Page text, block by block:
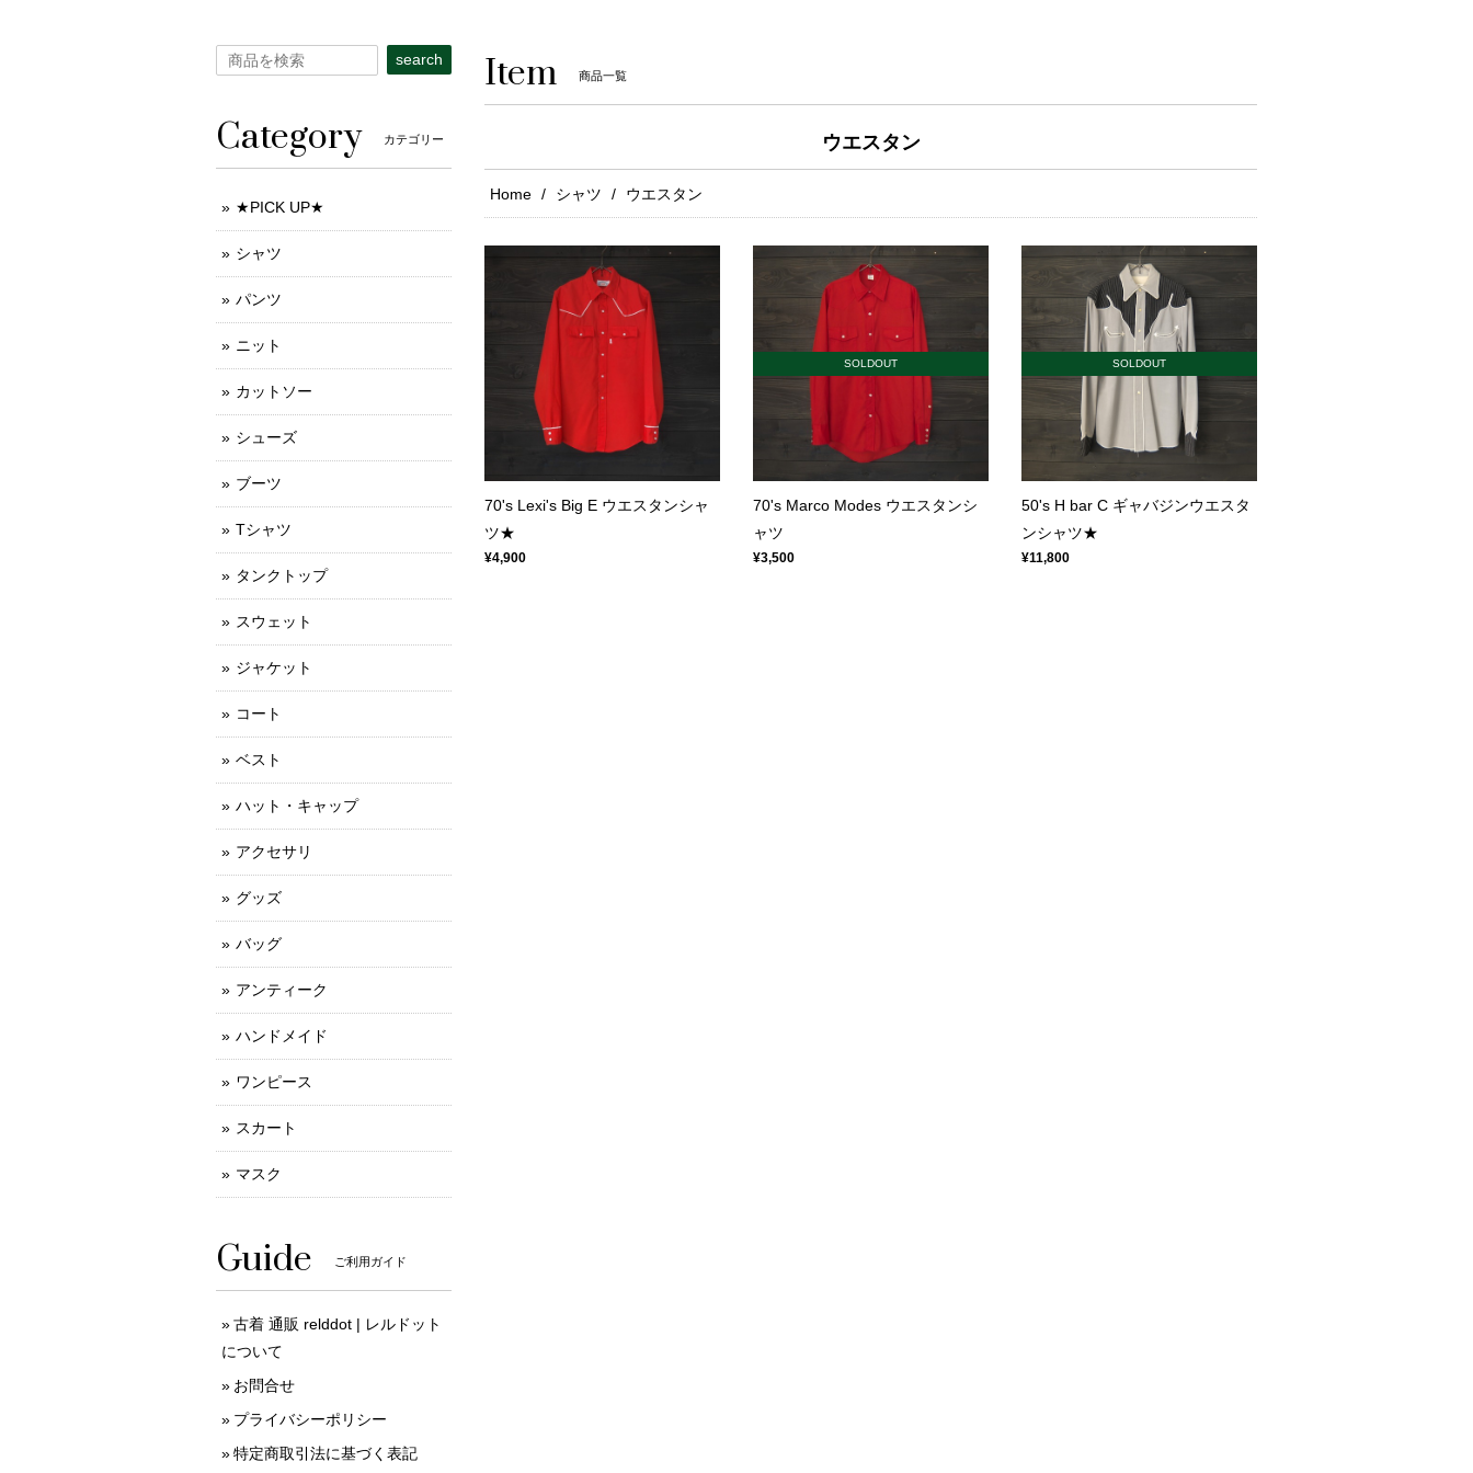
Item 商品一覧
ウエスタン
Home シャツ ウエスタン
70's Lexi's Big E ウエスタンシャ
ツ★
¥4,900
SOLDOUT
70's Marco Modes ウエスタンシ
ャツ
¥3,500
SOLDOUT
50's H bar C ギャバジンウエスタ
ンシャツ★
¥11,800
search
Category カテゴリー
★PICK UP★
シャツ
パンツ
ニット
カットソー
シューズ
ブーツ
Tシャツ
タンクトップ
スウェット
ジャケット
コート
ベスト
ハット・キャップ
アクセサリ
グッズ
バッグ
アンティーク
ハンドメイド
ワンピース
スカート
マスク
Guide ご利用ガイド
古着 通販 relddot | レルドット
について
お問合せ
プライバシーポリシー
特定商取引法に基づく表記